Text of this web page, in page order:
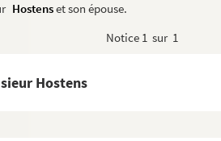
Hostenset son épouse.
Notice 1 sur 1
Hostens
Mme veuve Villatte contre le sieur Salinières